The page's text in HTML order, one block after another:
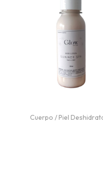
Cuerpo /Piel